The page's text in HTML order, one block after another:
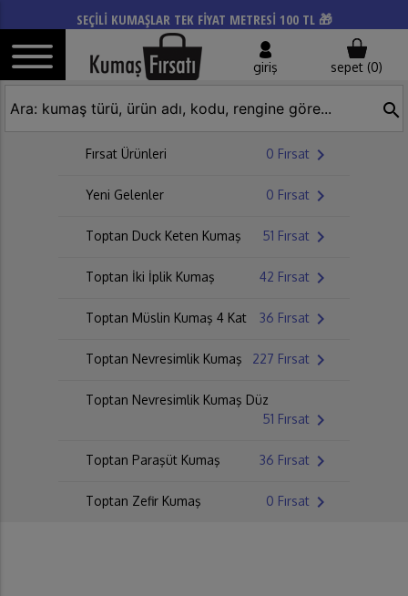
SEÇİLİ KUMAŞLAR TEK FİYAT METRESİ 100 TL 🎁
giriş sepet (0)
search
Fırsat Ürünleri 0 Fırsat chevron_right
Yeni Gelenler 0 Fırsat chevron_right
Toptan Duck Keten Kumaş 51 Fırsat chevron_right
Toptan İki İplik Kumaş 42 Fırsat chevron_right
Toptan Müslin Kumaş 4 Kat 36 Fırsat chevron_right
Toptan Nevresimlik Kumaş 227 Fırsat chevron_right
Toptan Nevresimlik Kumaş Düz
51 Fırsat chevron_right
Toptan Paraşüt Kumaş 36 Fırsat chevron_right
Toptan Zefir Kumaş 0 Fırsat chevron_right